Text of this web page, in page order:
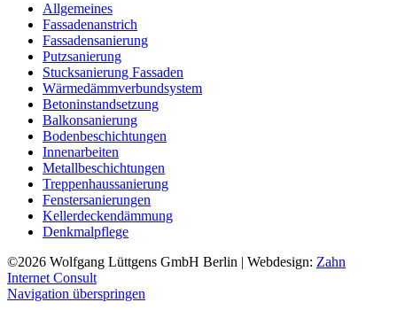
Allgemeines
Fassadenanstrich
Fassadensanierung
Putzsanierung
Stucksanierung Fassaden
Wärmedämmverbundsystem
Betoninstandsetzung
Balkonsanierung
Bodenbeschichtungen
Innenarbeiten
Metallbeschichtungen
Treppenhaussanierung
Fenstersanierungen
Kellerdeckendämmung
Denkmalpflege
©2026 Wolfgang Lüttgens GmbH Berlin | Webdesign: Zahn
Internet Consult
Navigation überspringen